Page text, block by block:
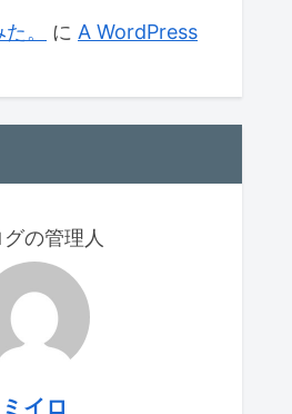
。 に A WordPress
の管理人
ミイロ